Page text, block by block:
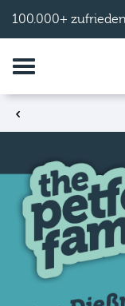
100.000+
Navigation